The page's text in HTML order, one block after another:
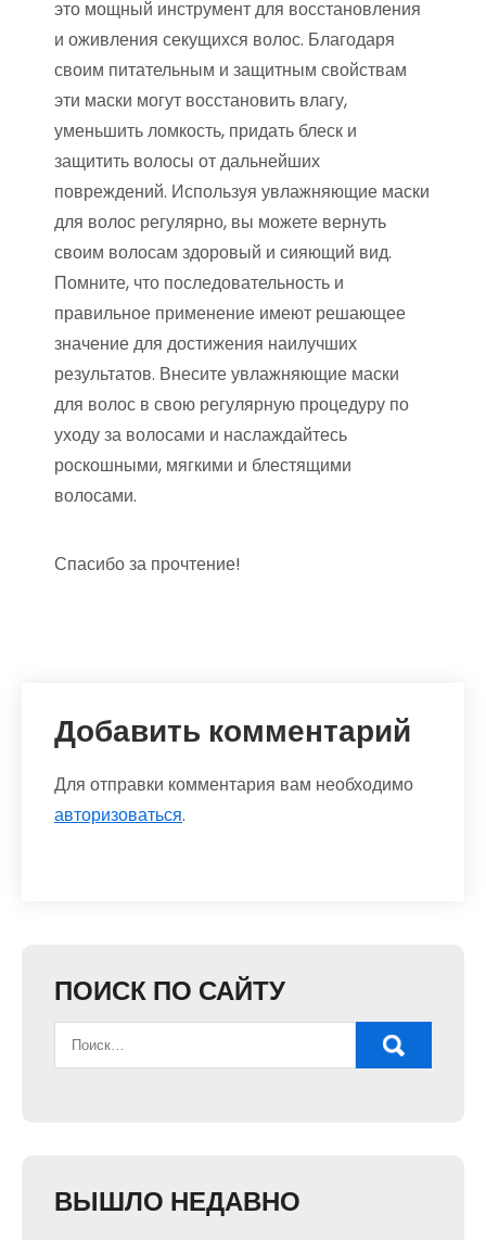
это мощный инструмент для восстановления
и оживления секущихся волос. Благодаря
своим питательным и защитным свойствам
эти маски могут восстановить влагу,
уменьшить ломкость, придать блеск и
защитить волосы от дальнейших
повреждений. Используя увлажняющие маски
для волос регулярно, вы можете вернуть
своим волосам здоровый и сияющий вид.
Помните, что последовательность и
правильное применение имеют решающее
значение для достижения наилучших
результатов. Внесите увлажняющие маски
для волос в свою регулярную процедуру по
уходу за волосами и наслаждайтесь
роскошными, мягкими и блестящими
волосами.
Спасибо за прочтение!
Добавить комментарий
Для отправки комментария вам необходимо
авторизоваться.
ПОИСК ПО САЙТУ
ВЫШЛО НЕДАВНО